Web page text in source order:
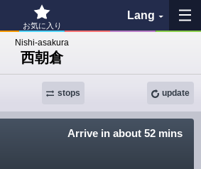
お気に入り
Lang
My Favorites
See the map
Nishi-asakura
西朝倉
update
stops
Arrive in about 52 mins